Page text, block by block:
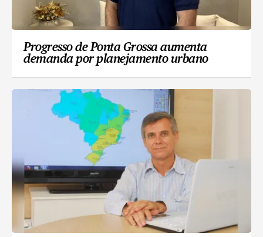
Progresso de Ponta Grossa aumenta
demanda por planejamento urbano